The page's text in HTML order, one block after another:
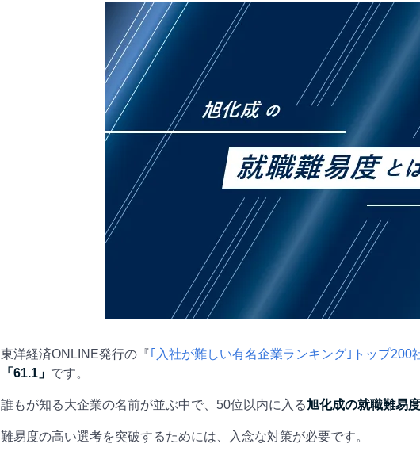
東洋経済ONLINE発行の『｢入社が難しい有名企業ランキング｣トップ200
「61.1」 です。
誰もが知る大企業の名前が並ぶ中で、50位以内に入る旭化成の就職難易
難易度の高い選考を突破するためには、入念な対策が必要です。